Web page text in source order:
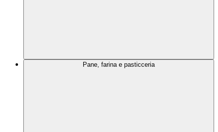
Pane, farina e pasticceria